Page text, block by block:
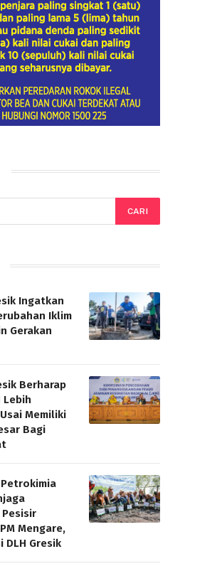
Ingatkan
Iklim
Gerakan
Berharap
Lebih
Memiliki
Bagi
Mengare,
DLH Gresik